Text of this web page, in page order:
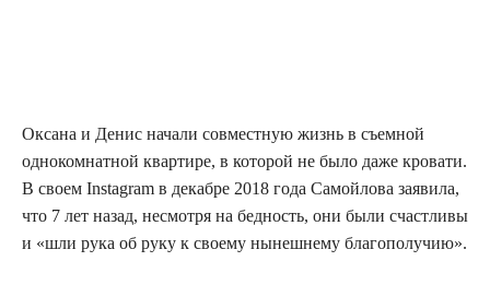
Окса­на и Денис нача­ли сов­мест­ную жизнь в съем­ной
одно­ком­нат­ной квар­ти­ре, в кото­рой не было даже кро­ва­ти.
В сво­ем Instagram в декаб­ре 2018 года Самой­ло­ва заяви­ла,
что 7 лет назад, несмот­ря на бед­ность, они были счаст­ли­вы
и «шли рука об руку к сво­е­му нынеш­не­му благополучию».